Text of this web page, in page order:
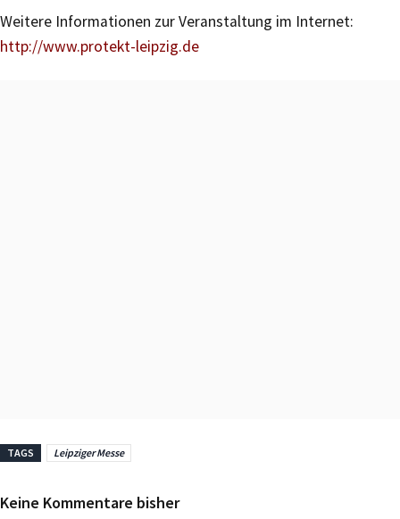
Weitere Informationen zur Veranstaltung im Internet:
http://www.protekt-leipzig.de
TAGS Leipziger Messe
Keine Kommentare bisher